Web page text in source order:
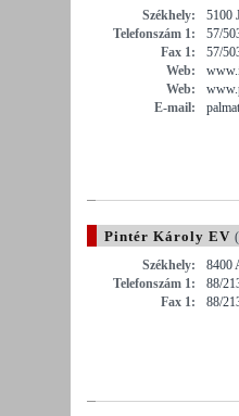
Székhely:
5100
Telefonszám 1:
57/
Fax 1:
57/
Web:
Web:
E-mail:
Pintér Károly EV
Székhely:
8400
Telefonszám 1:
88/
Fax 1:
88/